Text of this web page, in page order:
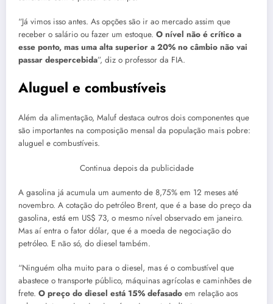
“Já vimos isso antes. As opções são ir ao mercado assim que
receber o salário ou fazer um estoque. O nível não é crítico a
esse ponto, mas uma alta superior a 20% no câmbio não vai
passar despercebida”, diz o professor da FIA.
Aluguel e combustíveis
Além da alimentação, Maluf destaca outros dois componentes que
são importantes na composição mensal da população mais pobre:
aluguel e combustíveis.
Continua depois da publicidade
A gasolina já acumula um aumento de 8,75% em 12 meses até
novembro. A cotação do petróleo Brent, que é a base do preço da
gasolina, está em US$ 73, o mesmo nível observado em janeiro.
Mas aí entra o fator dólar, que é a moeda de negociação do
petróleo. E não só, do diesel também.
“Ninguém olha muito para o diesel, mas é o combustível que
abastece o transporte público, máquinas agrícolas e caminhões de
frete. O preço do diesel está 15% defasado em relação aos